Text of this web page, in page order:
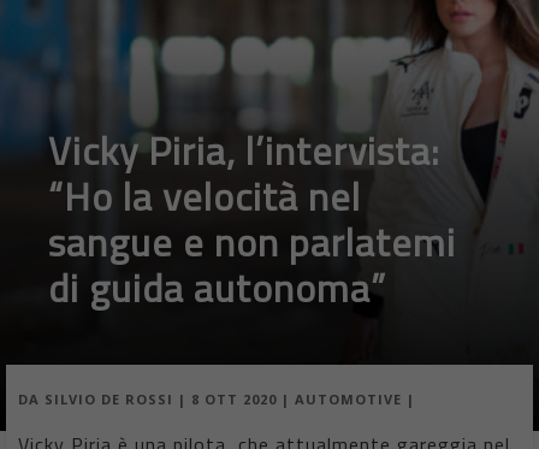
Vicky Piria, l’intervista:
“Ho la velocità nel
sangue e non parlatemi
di guida autonoma”
DA SILVIO DE ROSSI | 8 OTT 2020 | AUTOMOTIVE |